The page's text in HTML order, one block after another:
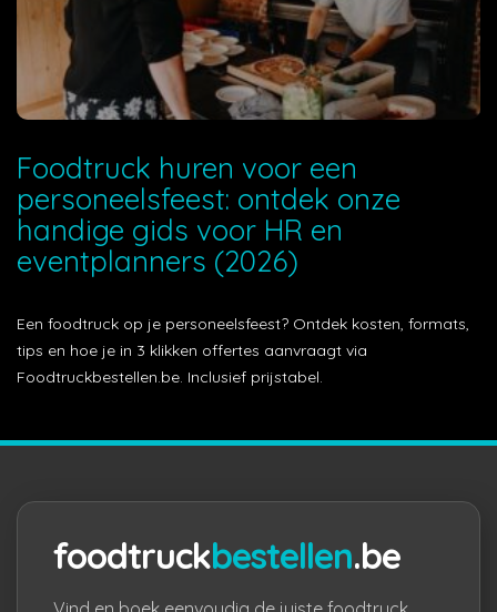
Foodtruck huren voor een
personeelsfeest: ontdek onze
handige gids voor HR en
eventplanners (2026)
Een foodtruck op je personeelsfeest? Ontdek kosten, formats,
tips en hoe je in 3 klikken offertes aanvraagt via
Foodtruckbestellen.be. Inclusief prijstabel.
foodtruckbestellen.be